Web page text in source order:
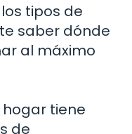
tipos de
saber dónde
al máximo
tiene
de